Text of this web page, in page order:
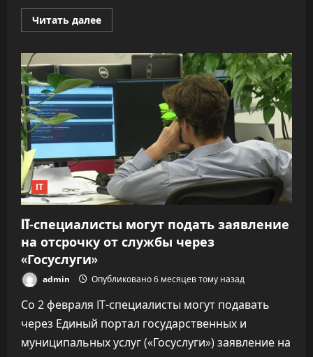
Читать далееПрочитать
больше
ИИ-
компаний
массово
продают
акции
до
IPO
—
табу
Кремниевой
долины
рушится
IT
IT-специалисты могут подать заявление
на отсрочку от службы через
«Госуслуги»
admin Опубликовано 6 месяцев тому назад
Со 2 февраля IT-специалисты могут подавать
через Единый портал государственных и
муниципальных услуг («Госуслуги») заявление на